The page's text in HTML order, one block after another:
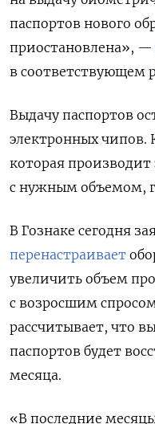
паспортов нового
приостановлена», —
в соответствующем
Выдачу паспортов
электронных
которая производит
с нужным объемом,
В Гознаке сегодня
перенастраивает
увеличить объем
с возросшим
рассчитывает, что
паспортов будет
месяца.
«В последние